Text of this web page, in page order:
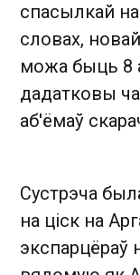
спасылкай на
словах,
можа быць 8
дадатковы
аб'ёмаў
Сустрэча
на ​​ціск на
экспарцёраў